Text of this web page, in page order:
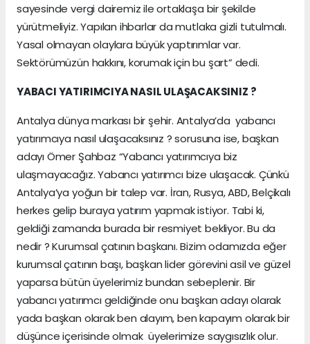
sayesinde vergi dairemiz ile ortaklaşa bir şekilde
yürütmeliyiz. Yapılan ihbarlar da mutlaka gizli tutulmalı.
Yasal olmayan olaylara büyük yaptırımlar var.
Sektörümüzün hakkını, korumak için bu şart” dedi.
YABACI YATIRIMCIYA NASIL ULAŞACAKSINIZ ?
Antalya dünya markası bir şehir. Antalya’da yabancı
yatırımcıya nasıl ulaşacaksınız ? sorusuna ise, başkan
adayı Ömer Şahbaz “Yabancı yatırımcıya biz
ulaşmayacağız. Yabancı yatırımcı bize ulaşacak. Çünkü
Antalya’ya yoğun bir talep var. İran, Rusya, ABD, Belçikalı
herkes gelip buraya yatırım yapmak istiyor. Tabi ki,
geldiği zamanda burada bir resmiyet bekliyor. Bu da
nedir ? Kurumsal çatının başkanı. Bizim odamızda eğer
kurumsal çatının başı, başkan lider görevini asil ve güzel
yaparsa bütün üyelerimiz bundan sebeplenir. Bir
yabancı yatırımcı geldiğinde onu başkan adayı olarak
yada başkan olarak ben alayım, ben kapayım olarak bir
düşünce içerisinde olmak üyelerimize saygısızlık olur.